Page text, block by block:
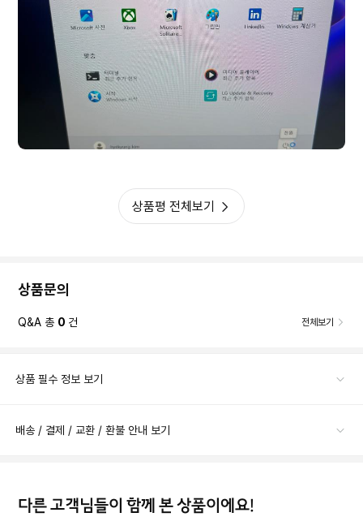
상품평 전체보기
상품문의
Q&A 총 0 건 전체보기
상품 필수 정보 보기
배송 / 결제 / 교환 / 환불 안내 보기
다른 고객님들이 함께 본 상품이에요!